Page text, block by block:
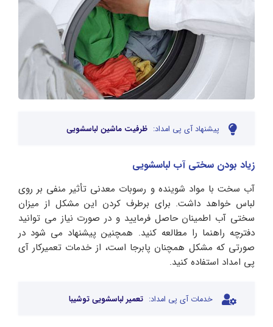
پیشنهاد آی پی امداد: ظرفیت ماشین لباسشویی
زیاد بودن سختی آب لباسشویی
آب سخت با مواد شوینده و رسوبات معدنی تأثیر منفی بر روی
لباس خواهد داشت. برای برطرف کردن این مشکل از میزان
سختی آب اطمینان حاصل فرمایید و در صورت نیاز می توانید
دفترچه راهنما را مطالعه کنید. همچنین پیشنهاد می شود در
صورتی که مشکل همچنان پابرجا است، از خدمات تعمیرکار آی
پی امداد استفاده کنید.
خدمات آی پی امداد: تعمیر لباسشویی توشیبا